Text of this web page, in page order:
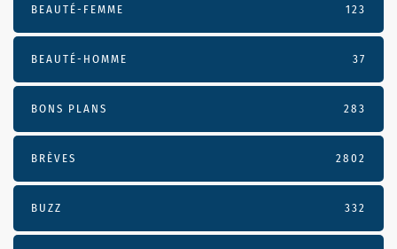
BEAUTÉ-FEMME 123
BEAUTÉ-HOMME 37
BONS PLANS 283
BRÈVES 2802
BUZZ 332